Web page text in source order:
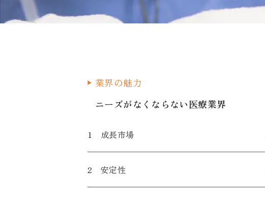
業界の魅力
ニーズがなくならない医療業界
1 成長市場
2 安定性